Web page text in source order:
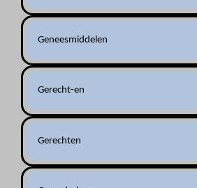
Geneesmiddelen
Gerecht-en
Gerechten